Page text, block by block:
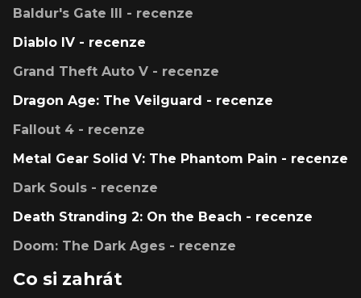
Baldur's Gate III - recenze
Diablo IV - recenze
Grand Theft Auto V - recenze
Dragon Age: The Veilguard - recenze
Fallout 4 - recenze
Metal Gear Solid V: The Phantom Pain - recenze
Dark Souls - recenze
Death Stranding 2: On the Beach - recenze
Doom: The Dark Ages - recenze
Co si zahrát